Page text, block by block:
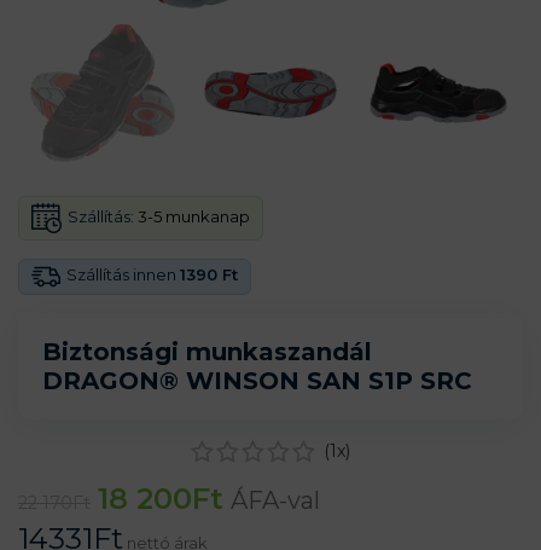
Biztonsági munkaszandál
DRAGON® WINSON SAN S1P SRC
Szállítás innen 1390 Ft
Szállítás: 3-5 munkanap
(1x)
18 200Ft ÁFA-val
14331Ft nettó árak